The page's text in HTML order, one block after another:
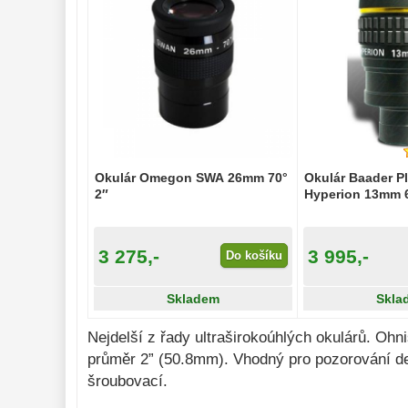
Binokulární
dalekohledy
Dálkoměry a Noční
17
Mikroskopy
Lupy 69
Okulár Omegon SWA 26mm 70°
2″
3 275,- Do košíku
Skladem
Okulár Baader
Hyperion 13mm
3 995,-
Nejdelší z řady ultraširokoúhlých okulárů.
průměr 2” (50.8mm). Vhodný pro pozorování
šroubovací.